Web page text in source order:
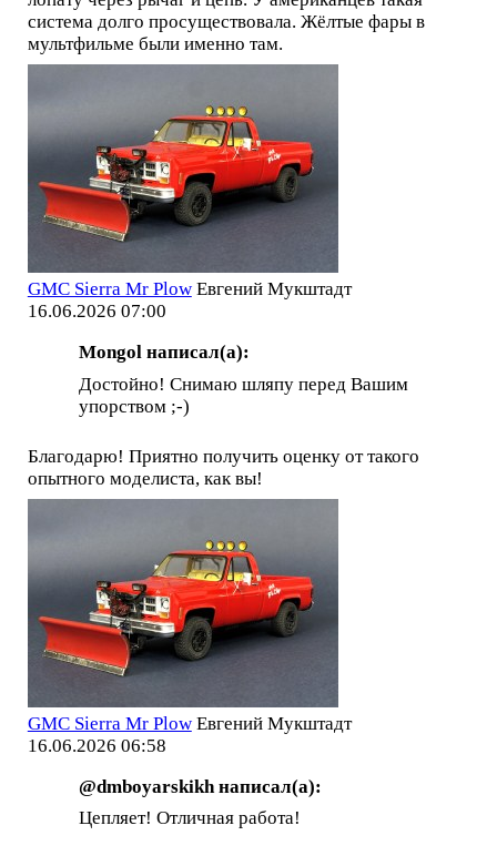
система долго просуществовала. Жёлтые фары в
мультфильме были именно там.
GMC Sierra Mr Plow Евгений Мукштадт
16.06.2026 07:00
Mоngol написал(а):
Достойно! Снимаю шляпу перед Вашим
упорством ;-)
Благодарю! Приятно получить оценку от такого
опытного моделиста, как вы!
GMC Sierra Mr Plow Евгений Мукштадт
16.06.2026 06:58
@dmboyarskikh написал(а):
Цепляет! Отличная работа!